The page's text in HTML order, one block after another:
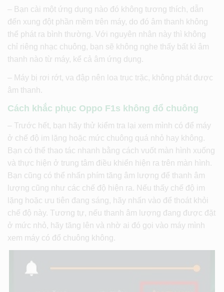
– Bạn cài một ứng dụng nào đó không tương thích, dẫn
đến xung đột phần mềm trên máy, do đó âm thanh không
thể phát ra bình thường. Với nguyên nhân này thì không
chỉ riêng nhạc chuông, bạn sẽ không nghe thấy bất kì âm
thanh nào từ máy, kể cả âm ứng dụng.
– Máy bị rơi rớt, va đập nên loa trục trặc, không phát được
âm thanh.
Cách khắc phục Oppo F1s không đổ chuông
– Trước hết, bạn hãy thử kiểm tra lại xem mình có để máy
ở chế độ im lặng hoặc mức chuông quá nhỏ hay không.
Bạn có thể thao tác nhanh bằng cách vuốt màn hình xuống
và thực hiện ở trung tâm điều khiển hiện ra trên màn hình.
Bạn cũng có thể nhấn phím tăng âm lượng để thanh âm
lượng cũng như các chế độ hiện ra. Nếu thấy chế độ im
lặng hoặc ưu tiên đang sáng, hãy nhấn vào để thoát khỏi
chế độ này. Tương tự, nếu thanh âm lượng đang được đặt
ở mức nhỏ, hãy tăng lên và nhờ ai đó gọi vào máy mình
xem máy có đổ chuông không.